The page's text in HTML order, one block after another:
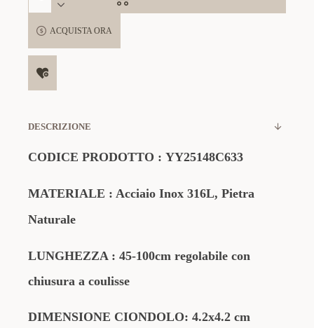
ACQUISTA ORA
DESCRIZIONE
CODICE PRODOTTO : YY25148C633
MATERIALE : Acciaio Inox 316L, Pietra
Naturale
LUNGHEZZA : 45-100cm regolabile con
chiusura a coulisse
DIMENSIONE CIONDOLO: 4.2x4.2 cm